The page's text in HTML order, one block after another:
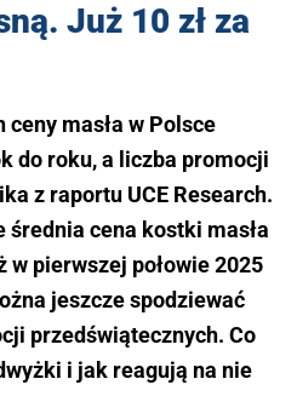
Już 10 zł za
masła w Polsce
do roku, a liczba promocji
z raportu UCE Research.
średnia cena kostki masła
w pierwszej połowie 2025
jeszcze spodziewać
przedświątecznych. Co
i jak reagują na nie